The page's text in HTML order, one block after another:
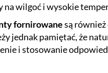
wilgoć i wysokie
fornirowanesą również
jednak pamiętać, że
i stosowanie